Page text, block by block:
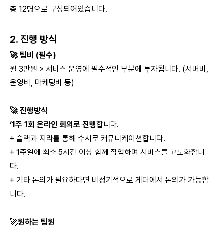
총 12명으로 구성되어있습니다.
2. 진행 방식
🚀 팀비 (필수)
월 3만원 > 서비스 운영에 필수적인 부분에 투자됩니다. (서버비,
운영비, 마케팅비 등)
🚀 진행방식
‘1주 1회 온라인 회의로 진행합니다.
+ 슬랙과 지라를 통해 수시로 커뮤니케이션합니다.
+ 1주일에 최소 5시간 이상 함께 작업하며 서비스를 고도화합니
다.
+ 기타 논의가 필요하다면 비정기적으로 게더에서 논의가 가능합
니다.
🚀원하는 팀원